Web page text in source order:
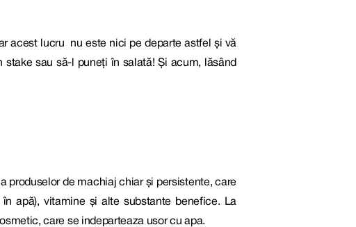
acest lucru nu este nici pe departe astfel și vă
sau să-l puneți în salată! Și acum, lăsând
produselor de machiaj chiar și persistente, care
apă), vitamine și alte substante benefice. La
care se indeparteaza usor cu apa.